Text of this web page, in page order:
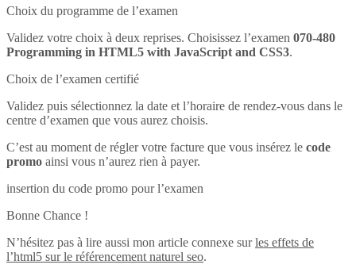
Choix du programme de l’examen
Validez votre choix à deux reprises. Choisissez l’examen 070-480
Programming in HTML5 with JavaScript and CSS3.
Choix de l’examen certifié
Validez puis sélectionnez la date et l’horaire de rendez-vous dans le
centre d’examen que vous aurez choisis.
C’est au moment de régler votre facture que vous insérez le code
promo ainsi vous n’aurez rien à payer.
insertion du code promo pour l’examen
Bonne Chance !
N’hésitez pas à lire aussi mon article connexe surles effets de
l’html5 sur le référencement naturel seo.